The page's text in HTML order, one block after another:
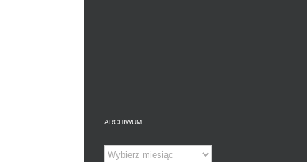
ARCHIWUM
Archiwum